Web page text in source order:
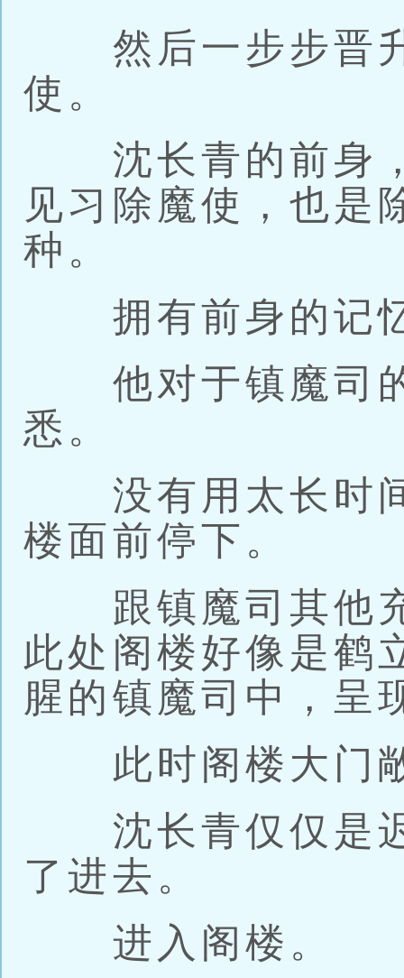
然后一步步晋升
使。
沈长青的前身，
见习除魔使，也是
种。
拥有前身的记
他对于镇魔司的
悉。
没有用太长时间
楼面前停下。
跟镇魔司其他充
此处阁楼好像是鹤
腥的镇魔司中，呈
此时阁楼大门敞
沈长青仅仅是迟
了进去。
进入阁楼。